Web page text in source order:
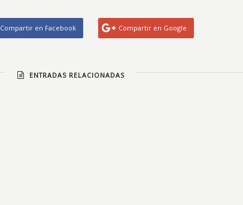
Compartir en Facebook Compartir en Google
ENTRADAS RELACIONADAS